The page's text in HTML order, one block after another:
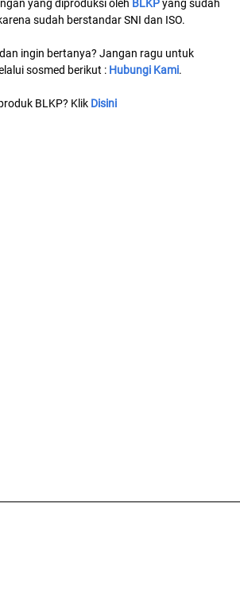
yang diproduksi oleh BLKPyang sudah
sudah berstandar SNI dan ISO.
ingin bertanya? Jangan ragu untuk
sosmed berikut : Hubungi Kami.
BLKP? Klik Disini